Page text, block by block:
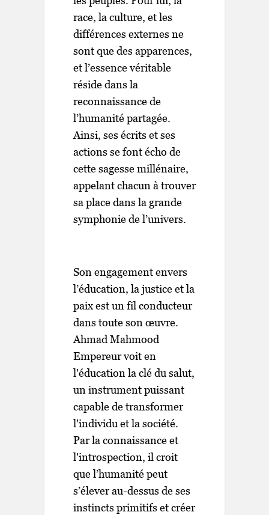
race, la culture, et les
différences externes ne
sont que des apparences,
et l’essence véritable
réside dans la
reconnaissance de
l’humanité partagée.
Ainsi, ses écrits et ses
actions se font écho de
cette sagesse millénaire,
appelant chacun à trouver
sa place dans la grande
symphonie de l’univers.
Son engagement envers
l’éducation, la justice et la
paix est un fil conducteur
dans toute son œuvre.
Ahmad Mahmood
Empereur voit en
l'éducation la clé du salut,
un instrument puissant
capable de transformer
l'individu et la société.
Par la connaissance et
l'introspection, il croit
que l’humanité peut
s’élever au-dessus de ses
instincts primitifs et créer